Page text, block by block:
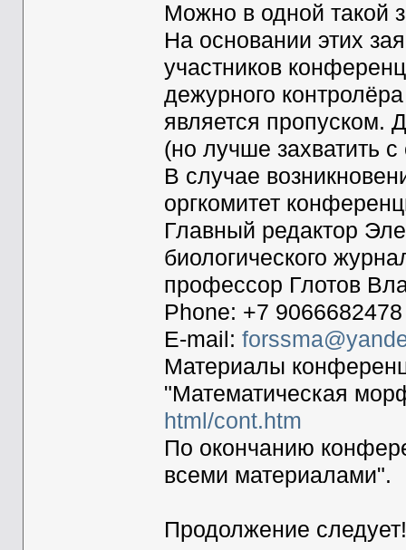
Можно в одной такой
На основании этих
участников
дежурного
является пропуском.
(но лучше захватить с
В случае
оргкомитет
Главный редактор
биологического
профессор Глотов
Phone: +7 9066682478
E-mail:
Материалы
"Математическая
html/cont.htm
По окончанию
всеми материалами".
Продолжение следует!